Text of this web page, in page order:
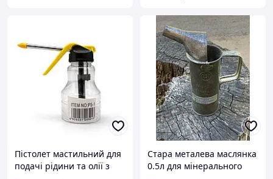
Пістолет мастильний для
подачі рідини та олії з
Стара металева маслянка
0.5л для мінерального